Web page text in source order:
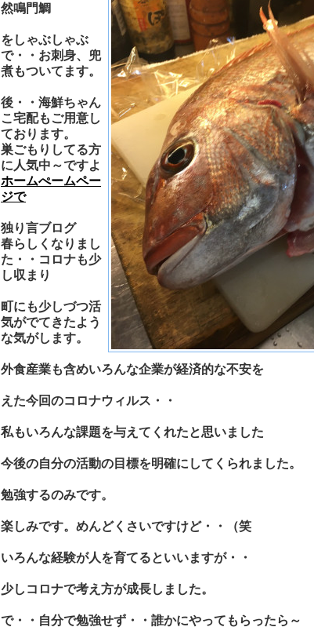
然鳴門鯛
をしゃぶしゃぶ
で・・お刺身、兜
煮もついてます。
後・・海鮮ちゃん
こ宅配もご用意し
ております。
巣ごもりしてる方
に人気中～ですよ
ホームぺームペー
ジで
独り言ブログ
春らしくなりまし
た・・コロナも少
し収まり
町にも少しづつ活
気がでてきたよう
な気がします。
外食産業も含めいろんな企業が経済的な不安を
えた今回のコロナウィルス・・
私もいろんな課題を与えてくれたと思いました
今後の自分の活動の目標を明確にしてくられました。
勉強するのみです。
楽しみです。めんどくさいですけど・・（笑
いろんな経験が人を育てるといいますが・・
少しコロナで考え方が成長しました。
で・・自分で勉強せず・・誰かにやってもらったら～